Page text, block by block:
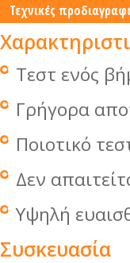
Τεχνικές
Τεστ ενός
Γρήγορα
Ποιοτικό
Δεν
Υψηλή
Συσκευασία